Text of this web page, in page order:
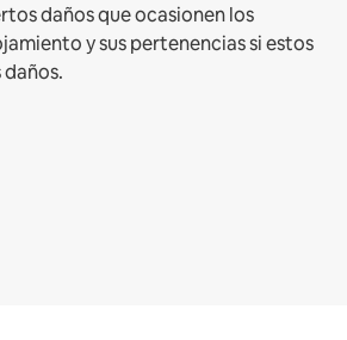
daños que ocasionen los
y sus pertenencias si estos